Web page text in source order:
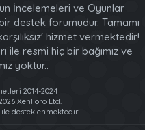
İncelemeleri ve Oyunlar
destek forumudur. Tamamı
hizmet vermektedir!
ile resmi hiç bir bağımız ve
yoktur..
2014-2024
XenForo Ltd.
ile desteklenmektedir